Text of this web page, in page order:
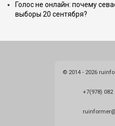
Голос не онлайн: почему
выборы 20 сентября?
© 2014 - 2026
+7(978) 082